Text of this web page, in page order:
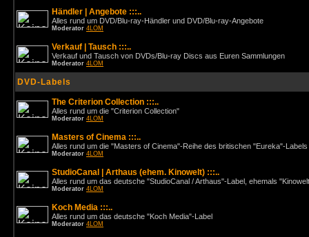
Händler | Angebote :::..
Alles rund um DVD/Blu-ray-Händler und DVD/Blu-ray-Angebote
Moderator 4LOM
Verkauf | Tausch :::..
Verkauf und Tausch von DVDs/Blu-ray Discs aus Euren Sammlungen
Moderator 4LOM
DVD-Labels
The Criterion Collection :::..
Alles rund um die "Criterion Collection"
Moderator 4LOM
Masters of Cinema :::..
Alles rund um die "Masters of Cinema"-Reihe des britischen "Eureka"-Labels
Moderator 4LOM
StudioCanal | Arthaus (ehem. Kinowelt) :::..
Alles rund um das deutsche "StudioCanal / Arthaus"-Label, ehemals
Moderator 4LOM
Koch Media :::..
Alles rund um das deutsche "Koch Media"-Label
Moderator 4LOM